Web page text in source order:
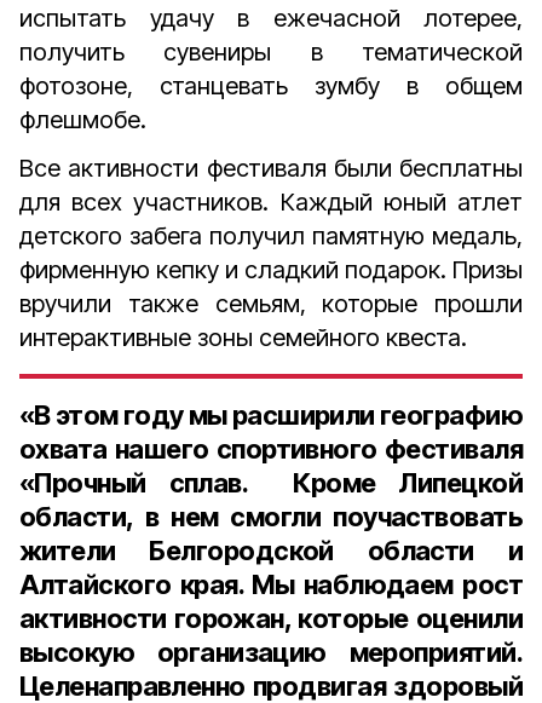
испытать удачу в ежечасной лотерее,
получить сувениры в тематической
фотозоне, станцевать зумбу в общем
флешмобе.
Все активности фестиваля были бесплатны
для всех участников. Каждый юный атлет
детского забега получил памятную медаль,
фирменную кепку и сладкий подарок. Призы
вручили также семьям, которые прошли
интерактивные зоны семейного квеста.
«В этом году мы расширили географию
охвата нашего спортивного фестиваля
«Прочный сплав. Кроме Липецкой
области, в нем смогли поучаствовать
жители Белгородской области и
Алтайского края. Мы наблюдаем рост
активности горожан, которые оценили
высокую организацию мероприятий.
Целенаправленно продвигая здоровый